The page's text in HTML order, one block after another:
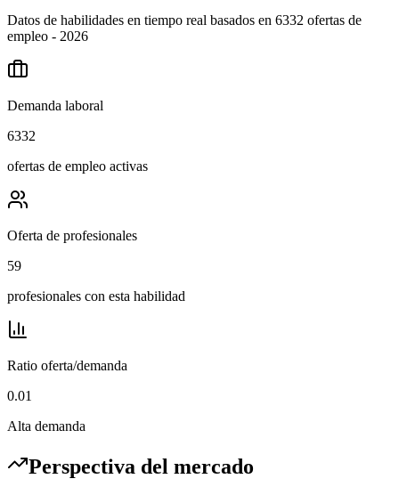
Datos de habilidades en tiempo real basados en 6332 ofertas de
empleo - 2026
Demanda laboral
6332
ofertas de empleo activas
Oferta de profesionales
59
profesionales con esta habilidad
Ratio oferta/demanda
0.01
Alta demanda
Perspectiva del mercado